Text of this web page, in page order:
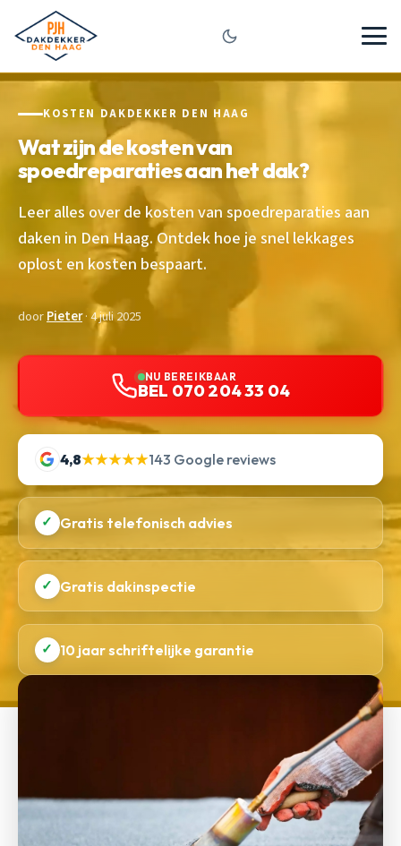
KOSTEN DAKDEKKER DEN HAAG
Wat zijn de kosten van
spoedreparaties aan het dak?
Leer alles over de kosten van spoedreparaties aan
daken in Den Haag. Ontdek hoe je snel lekkages
oplost en kosten bespaart.
doorPieter· 4 juli 2025
NU BEREIKBAAR
BEL 070 204 33 04
4,8★★★★★143 Google reviews
✓ Gratis telefonisch advies
✓ Gratis dakinspectie
✓ 10 jaar schriftelijke garantie